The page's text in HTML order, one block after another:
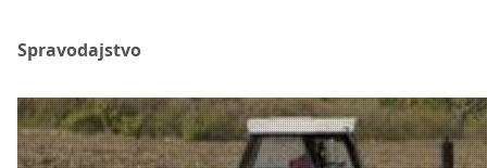
Spravodajstvo